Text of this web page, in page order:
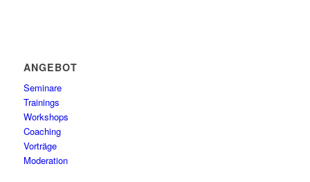
ANGEBOT
Seminare
Trainings
Workshops
Coaching
Vorträge
Moderation